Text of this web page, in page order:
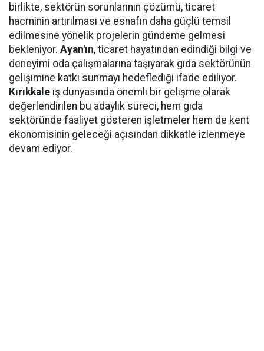
birlikte, sektörün sorunlarının çözümü, ticaret
hacminin artırılması ve esnafın daha güçlü temsil
edilmesine yönelik projelerin gündeme gelmesi
bekleniyor. Ayan'ın, ticaret hayatından edindiği bilgi ve
deneyimi oda çalışmalarına taşıyarak gıda sektörünün
gelişimine katkı sunmayı hedeflediği ifade ediliyor.
Kırıkkale iş dünyasında önemli bir gelişme olarak
değerlendirilen bu adaylık süreci, hem gıda
sektöründe faaliyet gösteren işletmeler hem de kent
ekonomisinin geleceği açısından dikkatle izlenmeye
devam ediyor.